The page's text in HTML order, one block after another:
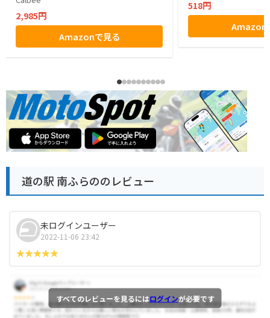
2,985円
Amazonで見る
518円
Amazon
道の駅 南ふらののレビュー
未ログインユーザー
2022-11-06 23:42
すべてのレビューを見るにはログインが必要です